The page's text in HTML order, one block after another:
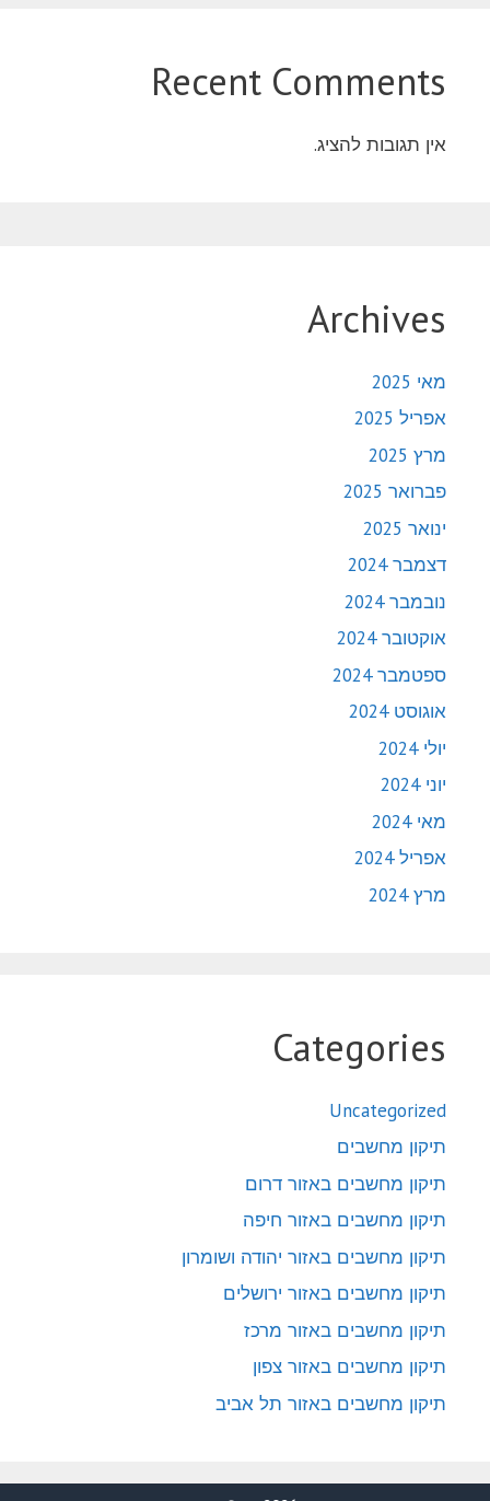
Archives
מאי 2025
אפריל 2025
מרץ 2025
פברואר 2025
ינואר 2025
דצמבר 2024
נובמבר 2024
אוקטובר 2024
ספטמבר 2024
אוגוסט 2024
יולי 2024
יוני 2024
מאי 2024
אפריל 2024
מרץ 2024
Categories
Uncategorized
תיקון מחשבים
תיקון מחשבים באזור דרום
תיקון מחשבים באזור חיפה
תיקון מחשבים באזור יהודה ושומרון
תיקון מחשבים באזור ירושלים
תיקון מחשבים באזור מרכז
תיקון מחשבים באזור צפון
תיקון מחשבים באזור תל אביב
Recent Comments
אין תגובות להציג.